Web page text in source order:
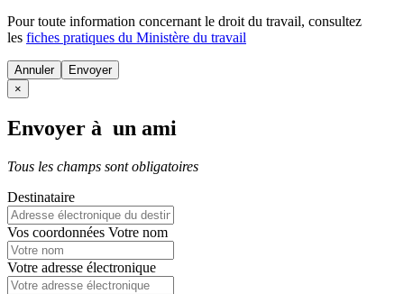
Pour toute information concernant le droit du travail, consultez
les fiches pratiques du Ministère du travail
Annuler
×
Envoyer à un ami
Tous les champs sont obligatoires
Destinataire
Vos coordonnées Votre nom
Votre adresse électronique